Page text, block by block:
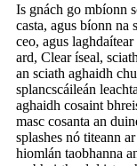
Is gnách go mbíonn
casta, agus bíonn na
ceo, agus
ard, Clear íseal,
an sciath aghaidh
splancscáileán
aghaidh cosaint
masc cosanta an
splashes nó titeann
hiomlán taobhanna